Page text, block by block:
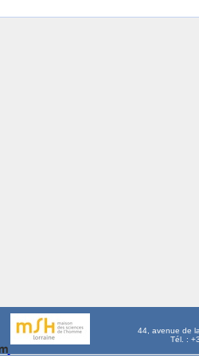
44, avenue de
Tél. :